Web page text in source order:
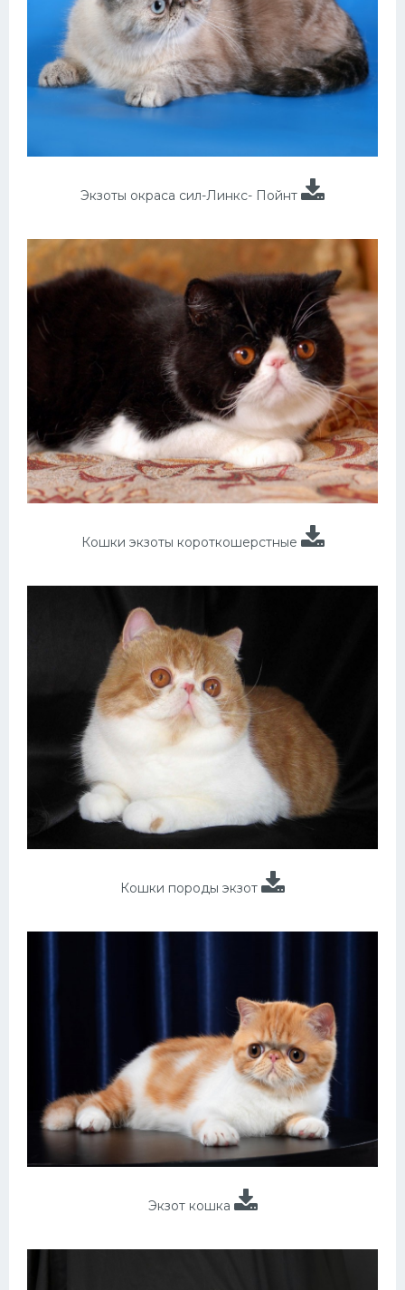
Экзоты окраса сил-Линкс- Пойнт
Кошки экзоты короткошерстные
Кошки породы экзот
Экзот кошка